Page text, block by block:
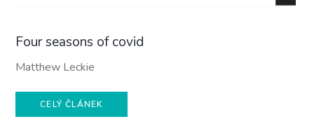
Four seasons of covid
Matthew Leckie
CELÝ ČLÁNEK